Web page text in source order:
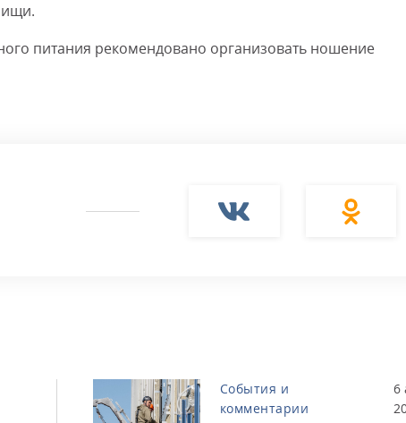
питания рекомендовано организовать ношение
События и
комментарии
6